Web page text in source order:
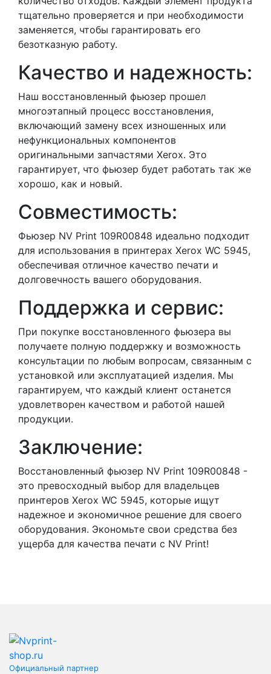
тщательно проверяется и при необходимости
заменяется, чтобы гарантировать его
безотказную работу.
Качество и надежность:
Наш восстановленный фьюзер прошел
многоэтапный процесс восстановления,
включающий замену всех изношенных или
нефункциональных компонентов
оригинальными запчастями Xerox. Это
гарантирует, что фьюзер будет работать так же
хорошо, как и новый.
Совместимость:
Фьюзер NV Print 109R00848 идеально подходит
для использования в принтерах Xerox WC 5945,
обеспечивая отличное качество печати и
долговечность вашего оборудования.
Поддержка и сервис:
При покупке восстановленного фьюзера вы
получаете полную поддержку и возможность
консультации по любым вопросам, связанным с
установкой или эксплуатацией изделия. Мы
гарантируем, что каждый клиент останется
удовлетворен качеством и работой нашей
продукции.
Заключение:
Восстановленный фьюзер NV Print 109R00848 -
это превосходный выбор для владельцев
принтеров Xerox WC 5945, которые ищут
надежное и экономичное решение для своего
оборудования. Экономьте свои средства без
ущерба для качества печати с NV Print!
Официальный партнер